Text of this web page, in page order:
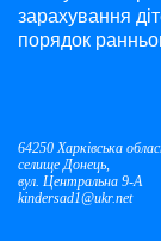
зарахування
порядок
64250 Харківська
селище Донець,
вул. Центральна 9-А
kindersad1@ukr.net